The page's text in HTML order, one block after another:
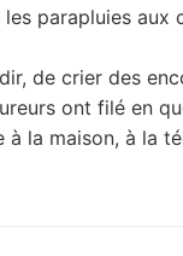
parapluies aux
de crier des
ont filé en
à la maison, à la